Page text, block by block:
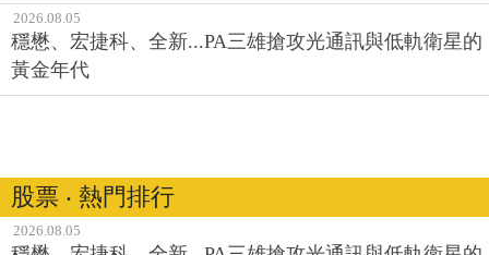
2026.08.05
穩懋、宏捷科、全新...PA三雄搶攻光通訊與低軌衛星的
黃金年代
股票 ‧ 熱門排行
2026.08.05